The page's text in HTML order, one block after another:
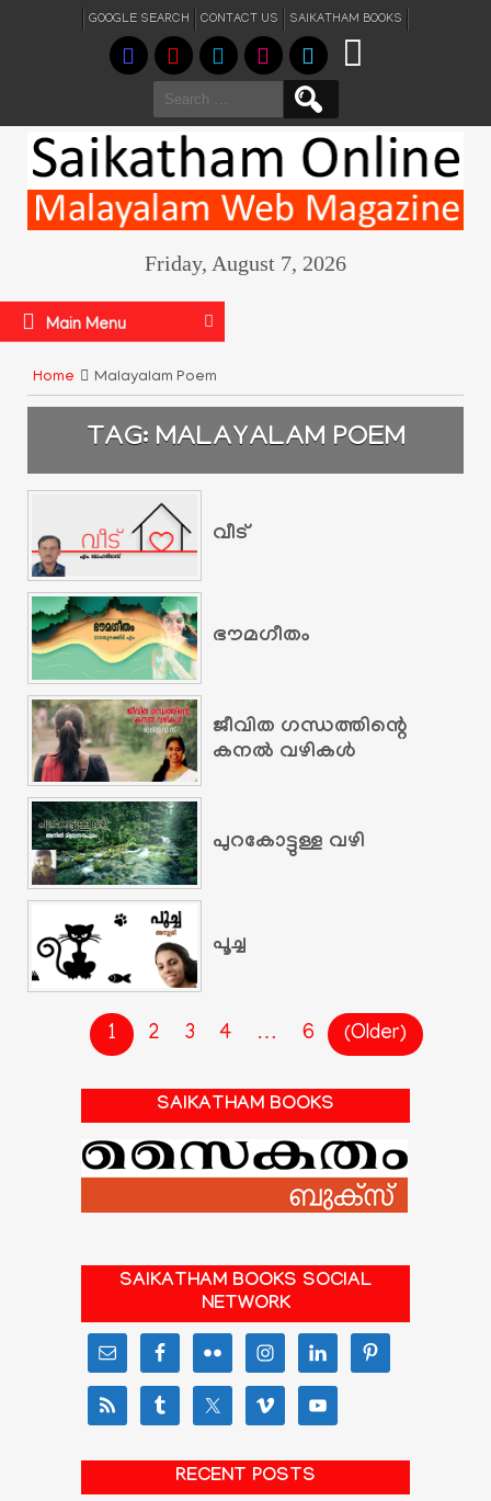
GOOGLE SEARCH CONTACT US SAIKATHAM BOOKS
Search
for:
Friday, August 7, 2026
Main Menu
Home Malayalam Poem
TAG: MALAYALAM POEM
വീട്
ഭൗമഗീതം
ജീവിത ഗന്ധത്തിന്റെ
കനൽ വഴികൾ
പുറകോട്ടുള്ള വഴി
പൂച്ച
1 2 3 4 … 6 (Older)
SAIKATHAM BOOKS
SAIKATHAM BOOKS SOCIAL
NETWORK
RECENT POSTS